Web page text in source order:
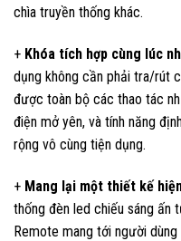
chìa truyền thống khác.
+ Khóa tích hợp cùng lúc
dụng không cần phải tra/rút
được toàn bộ các thao tác
điện mở yên, và tính năng
rộng vô cùng tiện dụng.
+ Mang lại một thiết kế
thống đèn led chiếu sáng ấn
Remote mang tới người